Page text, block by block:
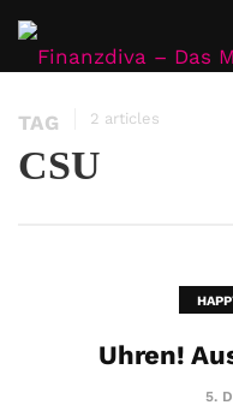
TAG 2 articles
CSU
Uhren!
5.